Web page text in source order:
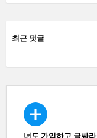
최근 댓글
너도 가입하고 글싸라